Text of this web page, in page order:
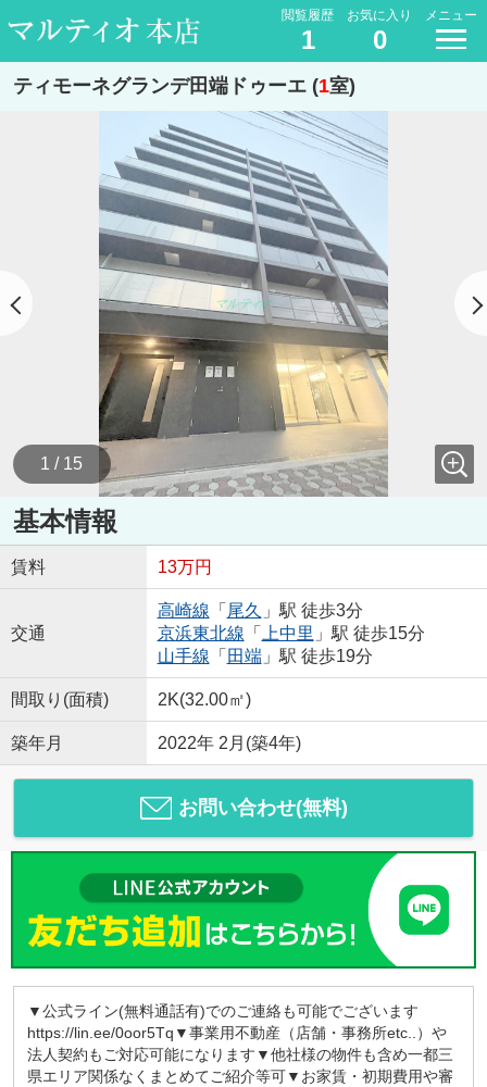
閲覧履歴
1
お気に入り
0
メニュー
ティモーネグランデ田端ドゥーエ (1室)
1 / 15
基本情報
賃料 13万円
交通
高崎線 「 尾久 」駅 徒歩3分
京浜東北線 「 上中里 」駅 徒歩15分
山手線 「 田端」駅 徒歩19分
間取り(面積) 2K(32.00㎡)
築年月 2022年 2月(築4年)
お問い合わせ(無料)
▼公式ライン(無料通話有)でのご連絡も可能でございます
https://lin.ee/0oor5Tq▼事業用不動産（店舗・事務所etc..）や
法人契約もご対応可能になります▼他社様の物件も含め一都三
県エリア関係なくまとめてご紹介等可▼お家賃・初期費用や審